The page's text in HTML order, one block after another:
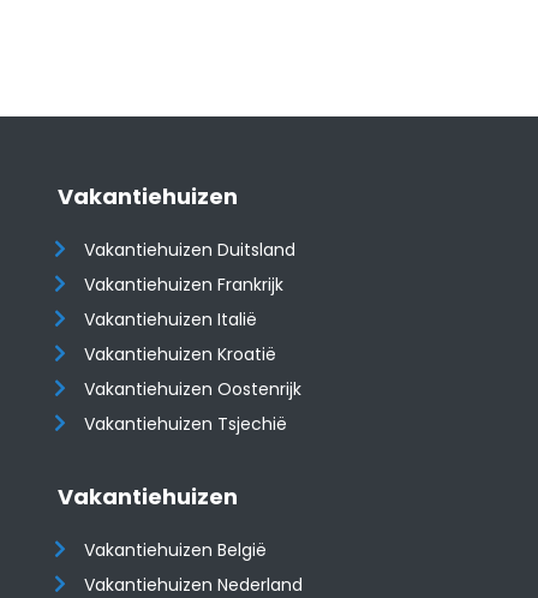
Vakantiehuizen
Vakantiehuizen Duitsland
Vakantiehuizen Frankrijk
Vakantiehuizen Italië
Vakantiehuizen Kroatië
​​​​​​​Vakantiehuizen Oostenrijk
Vakantiehuizen Tsjechië
Vakantiehuizen
Vakantiehuizen België
Vakantiehuizen Nederland